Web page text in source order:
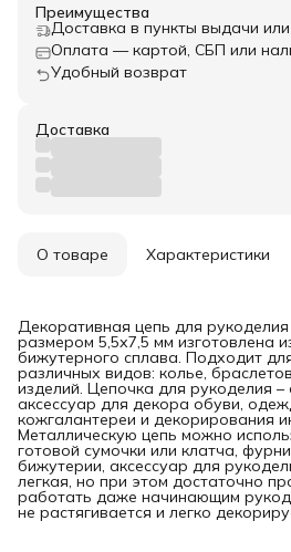
Преимущества
Доставка в пункты выдачи
Оплата — картой, СБП или
Удобный возврат
Доставка
О товаре Характеристики
Декоративная цепь для
размером 5,5х7,5 мм изготовлена
бижутерного сплава. Подходит
различных видов: колье,
изделий. Цепочка для рукоделия
аксессуар для декора обуви,
кожгалантереи и декорирования
Металлическую цепь можно
готовой сумочки или клатча,
бижутерии, аксессуар для
легкая, но при этом достаточно
работать даже начинающим
не растягивается и легко